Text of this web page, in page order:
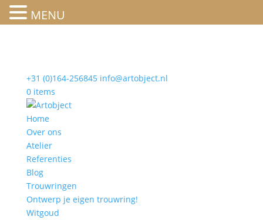
+31 (0)164-256845 info@artobject.nl
0 items
Home
Over ons
Atelier
Referenties
Blog
Trouwringen
Ontwerp je eigen trouwring!
Witgoud
MENU